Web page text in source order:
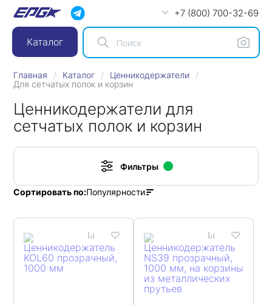
+7 (800) 700-32-69
Каталог
Главная Каталог
Ценникодержатели
Для сетчатых полок и корзин
Ценникодержатели для
сетчатых полок и корзин
Сортировать по:Популярности
Фильтры